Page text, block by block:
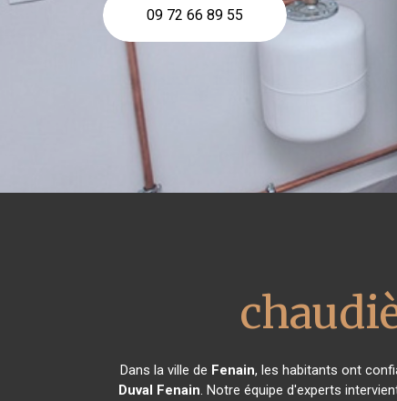
09 72 66 89 55
Dans la ville de Fenain, les habitants ont
Duval Fenain. Notre équipe d'experts